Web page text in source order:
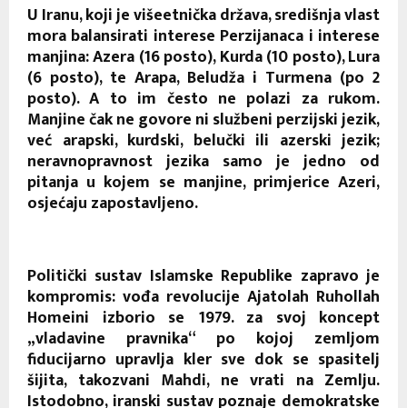
U Iranu, koji je višeetnička država, središnja vlast
mora balansirati interese Perzijanaca i interese
manjina: Azera (16 posto), Kurda (10 posto), Lura
(6 posto), te Arapa, Beludža i Turmena (po 2
posto). A to im često ne polazi za rukom.
Manjine čak ne govore ni službeni perzijski jezik,
već arapski, kurdski, belučki ili azerski jezik;
neravnopravnost jezika samo je jedno od
pitanja u kojem se manjine, primjerice Azeri,
osjećaju zapostavljeno.
Politički sustav Islamske Republike zapravo je
kompromis: vođa revolucije Ajatolah Ruhollah
Homeini izborio se 1979. za svoj koncept
„vladavine pravnika“ po kojoj zemljom
fiducijarno upravlja kler sve dok se spasitelj
šijita, takozvani Mahdi, ne vrati na Zemlju.
Istodobno, iranski sustav poznaje demokratske